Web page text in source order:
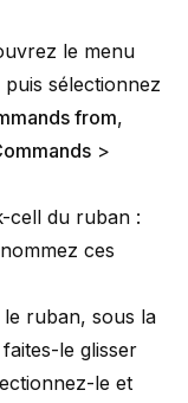
le menu
puis sélectionnez
from,
>
cell du ruban :
ces
ruban, sous la
le glisser
le et